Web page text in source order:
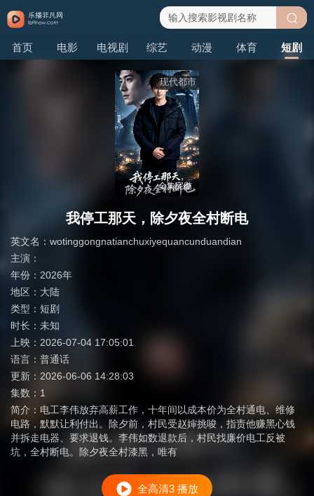
首页 电影 电视剧 综艺 动漫 体育 短剧
搜
索
现代都市
全集完结
我停工那天，除夕夜全村断电
英文名： wotinggongnatianchuxiyequancunduandian
主演：
年份： 2026年
地区： 大陆
类型： 短剧
时长： 未知
上映： 2026-07-04 17:05:01
语言： 普通话
更新： 2026-06-06 14:28:03
集数： 1
简介： 电工李伟放弃高薪工作，十年间以成本价为全村通电、维修
电路，默默让利付出。除夕前，村民受赵婶挑唆，指责他赚黑心钱
并拆走电器、要求退钱。李伟如数退款后，村民找廉价电工反被
坑，全村断电。除夕夜全村漆黑，唯有
全高清3 播放